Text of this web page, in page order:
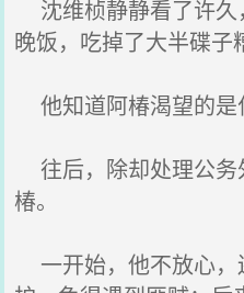
沈维桢静静看了许久
晚饭，吃掉了大半碟子
他知道阿椿渴望的是
往后，除却处理公务
椿。
一开始，他不放心，